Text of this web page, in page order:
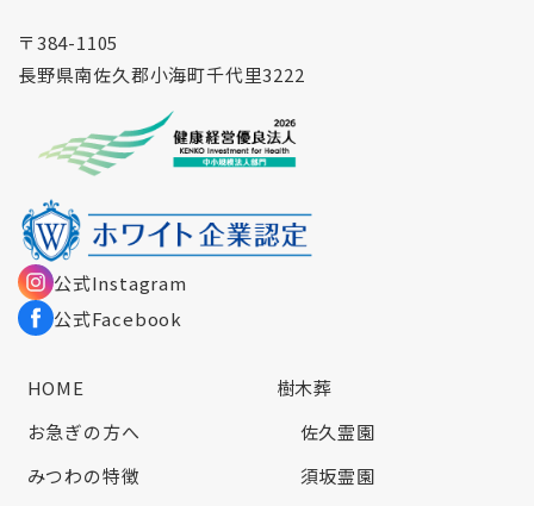
〒384-1105
長野県南佐久郡小海町千代里3222
公式Instagram
公式Facebook
HOME
お急ぎの方へ
みつわの特徴
樹木葬
佐久霊園
須坂霊園